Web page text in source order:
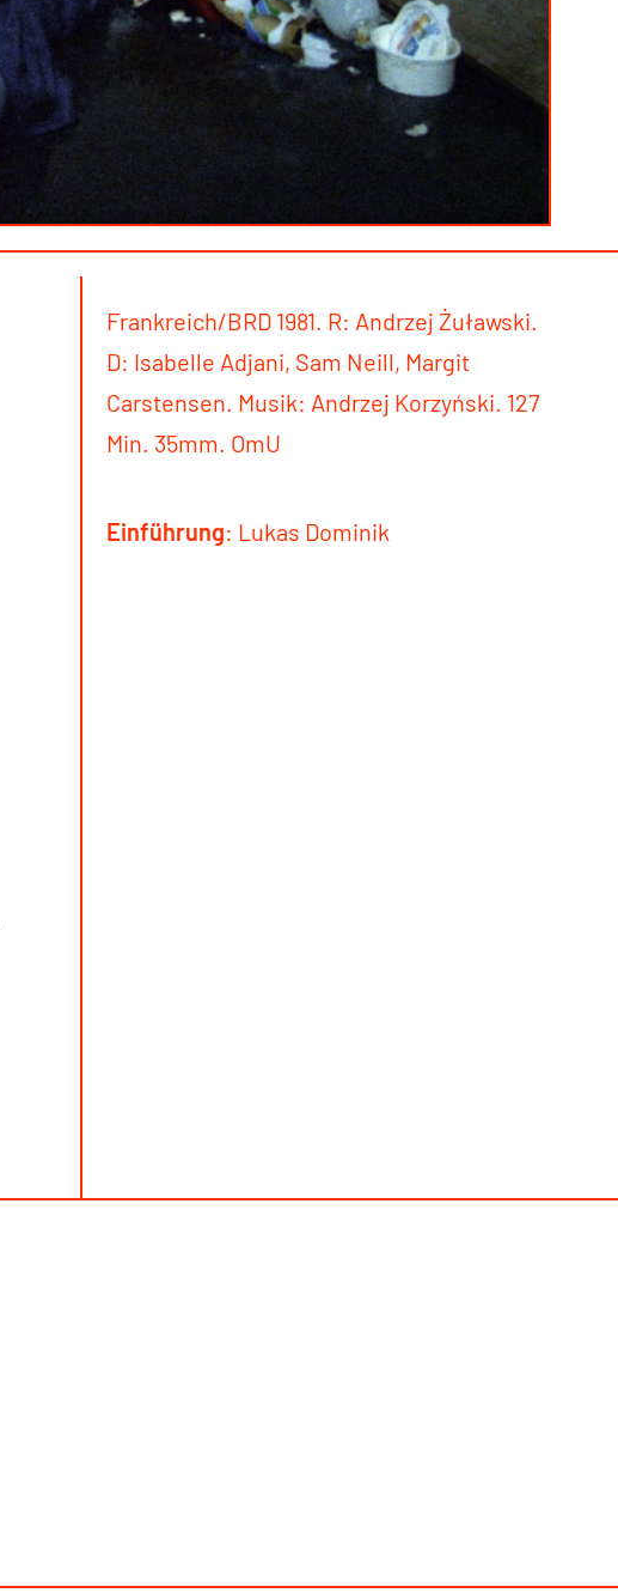
Frankreich/BRD 1981. R: Andrzej Żuławski.
D: Isabelle Adjani, Sam Neill, Margit
Carstensen. Musik: Andrzej Korzyński. 127
Min. 35mm. OmU
Einführung: Lukas Dominik